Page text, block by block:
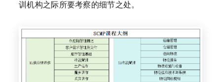
训机构之际所要考察的细节之处。